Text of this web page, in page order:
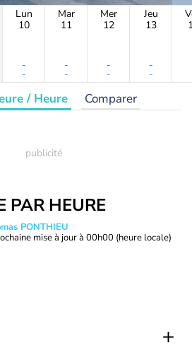
Lun
10
-
-
Mar
11
-
-
Mer
12
-
-
Jeu
13
-
-
/ Heure Comparer
PAR HEURE
PONTHIEU
mise à jour à 00h00 (heure locale)